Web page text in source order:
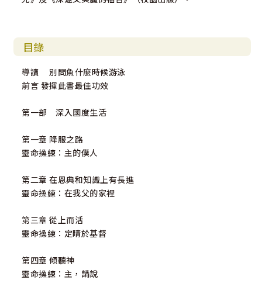
目錄
導讀 別問魚什麼時候游泳
前言 發揮此書最佳功效
第一部 深入國度生活
第一章 降服之路
靈命操練：主的僕人
第二章 在恩典和知識上有長進
靈命操練：在我父的家裡
第三章 從上而活
靈命操練：定睛於基督
第四章 傾聽神
靈命操練：主，請說